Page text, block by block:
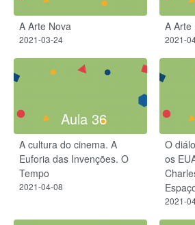
A Arte Nova
2021-03-24
A Arte
2021-
Aula 36
A cultura do cinema. A
Euforia das Invenções. O
Tempo
2021-04-08
O
os
2021-